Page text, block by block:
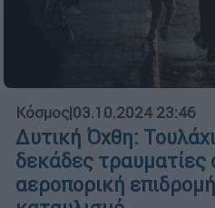
Κόσμος|03.10.2024 23:46
Δυτική Όχθη:
δεκάδες τραυματίες
αεροπορική